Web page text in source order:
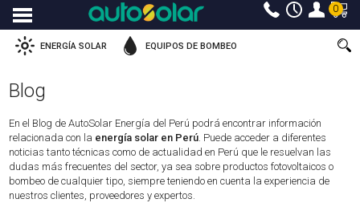
Menu 0
ENERGÍA SOLAR EQUIPOS DE BOMBEO
Blog
En el Blog de AutoSolar Energía del Perú podrá encontrar información
relacionada con la energía solar en Perú. Puede acceder a diferentes
noticias tanto técnicas como de actualidad en Perú que le resuelvan las
dudas más frecuentes del sector, ya sea sobre productos fotovoltaicos o
bombeo de cualquier tipo, siempre teniendo en cuenta la experiencia de
nuestros clientes, proveedores y expertos.